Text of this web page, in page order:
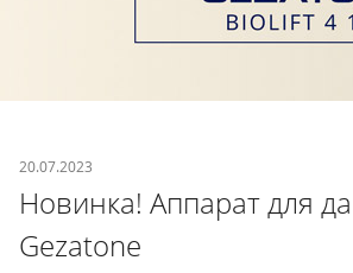
20.07.2023
Новинка! Аппарат для
Gezatone